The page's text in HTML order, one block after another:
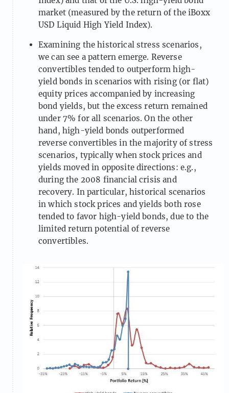
market (measured by the return of the iBoxx
USD Liquid High Yield Index).
Examining the historical stress scenarios,
we can see a pattern emerge. Reverse
convertibles tended to outperform high-
yield bonds in scenarios with rising (or flat)
equity prices accompanied by increasing
bond yields, but the excess return remained
under 7% for all scenarios. On the other
hand, high-yield bonds outperformed
reverse convertibles in the majority of stress
scenarios, typically when stock prices and
yields moved in opposite directions: e.g.,
during the 2008 financial crisis and
recovery. In particular, historical scenarios
in which stock prices and yields both rose
tended to favor high-yield bonds, due to the
limited return potential of reverse
convertibles.